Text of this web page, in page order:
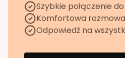
Szybkie połączenie
Komfortowa
Odpowiedź na